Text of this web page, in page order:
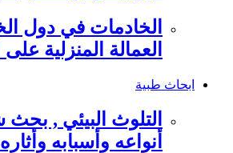
الخادمات في دول
العمالة المنزلية
ابحاث طبية
التلوث البيئي ,
أنواعه وأسبابه